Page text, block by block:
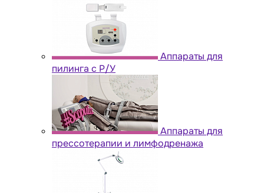
Аппараты для
пилинга с Р/У
Аппараты для
прессотерапии и лимфодренажа